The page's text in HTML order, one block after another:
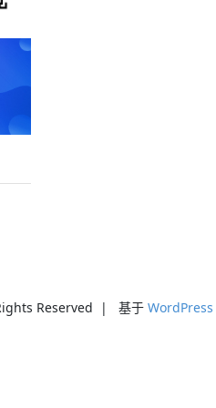
Reserved | 基于 WordPress